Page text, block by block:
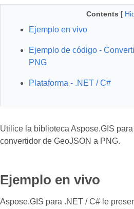
Contents [
Ejemplo en vivo
Ejemplo de código -
PNG
Plataforma - .NET / C#
Utilice la biblioteca Aspose.GIS
convertidor de GeoJSON a PNG.
Ejemplo en vivo
Aspose.GIS para .NET / C# le